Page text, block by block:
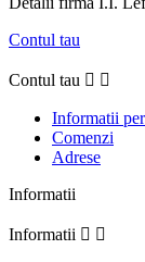
Contul tau
Contul tau  
Informatii
Comenzi
Adrese
Informatii
Informatii  